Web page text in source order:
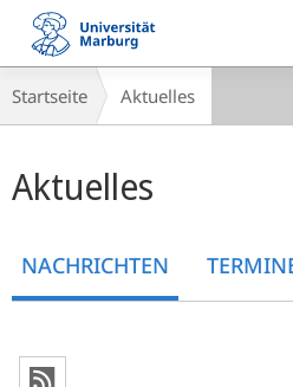
Mobile-
Navigation
Breadcrumb-
Navigation
Startseite Aktuelles
Aktuelles
NACHRICHTEN